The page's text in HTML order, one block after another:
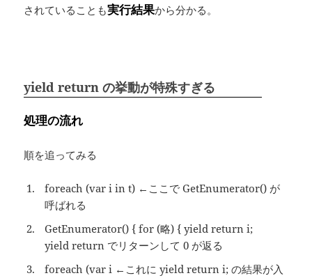
されていることも実行結果から分かる。
yield return の挙動が特殊すぎる
処理の流れ
順を追ってみる
foreach (var i in t) ←ここで GetEnumerator() が
呼ばれる
GetEnumerator() { for (略) { yield return i;
yield return でリターンして 0 が返る
foreach (var i ←これに yield return i; の結果が入